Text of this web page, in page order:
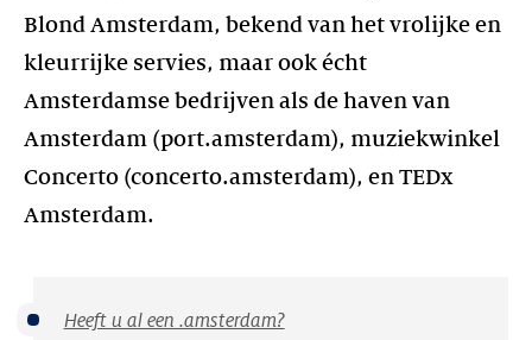
Blond Amsterdam, bekend van het vrolijke en
kleurrijke servies, maar ook écht
Amsterdamse bedrijven als de haven van
Amsterdam (port.amsterdam), muziekwinkel
Concerto (concerto.amsterdam), en TEDx
Amsterdam.
Heeft u al een .amsterdam?